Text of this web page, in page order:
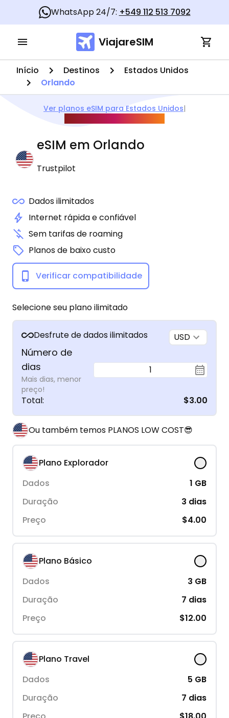
WhatsApp 24/7: +549 112 513 7092
ViajareSIM
Início Destinos
Estados Unidos
Orlando
Ver planos eSIM para Estados Unidos|
eSIM em Orlando
Trustpilot
Dados ilimitados
Internet rápida e confiável
Sem tarifas de roaming
Planos de baixo custo
Verificar compatibilidade
Selecione seu plano ilimitado
Desfrute de dados ilimitados USD
Número de
dias
Mais dias, menor
preço!
1
Total: $3.00
Ou também temos PLANOS LOW COST😎
Plano Explorador
Dados
1 GB
Duração
3 dias
Preço
$4.00
Plano Básico
Dados
3 GB
Duração
7 dias
Preço
$12.00
Plano Travel
Dados
5 GB
Duração
7 dias